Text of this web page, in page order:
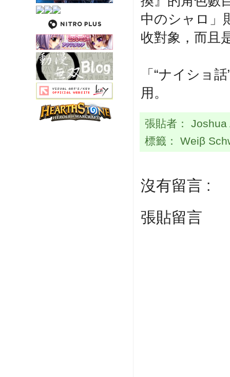
中のシャロ」
收對象，而且
「“ナイショ
用。
張貼者：
標籤： Weiβ
沒有留言 :
張貼留言